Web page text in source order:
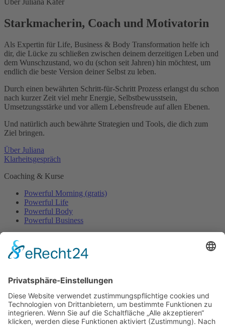
Starkmacherin, Coach und Motivatorin
Als Expertin für Life, Business & Body Transformation helfe ich
dir, die Lücke zu schließen zwischen deinem derzeitigen Leben und
dem Wunschzustand, wo du (schon seit Jahren) hin möchtest, um
endlich die beste Version deiner Selbst zu leben.
Durch einen bewährten Schritt-für-Schritt Prozess erlangst du schon
nach kurzer Zeit viel mehr Energie, Selbstbewusstsein,
Umsetzungsstärke und vor allem Lebensfreude auf allen Ebenen.
Und natürlich auch bewährte Strategien und Tools, die dich zum
Ziel bringen.
Über Juliana
Klarheitsgespräch
Coaching & Kurse
Powerful Morning (gratis)
Powerful Life
Powerful Body
Powerful Business
Event-Übersicht
Über mich
Mit mir arbeiten
Gratis